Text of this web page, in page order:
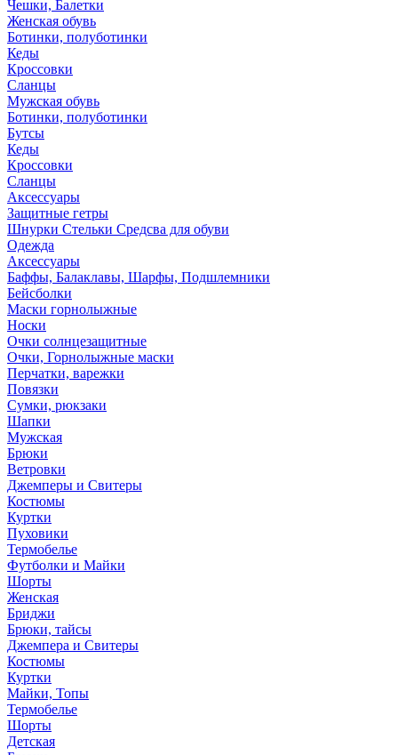
Чешки, Балетки
Женская обувь
Ботинки, полуботинки
Кеды
Кроссовки
Сланцы
Мужская обувь
Ботинки, полуботинки
Бутсы
Кеды
Кроссовки
Сланцы
Аксессуары
Защитные гетры
Шнурки Стельки Средсва для обуви
Одежда
Аксессуары
Баффы, Балаклавы, Шарфы, Подшлемники
Бейсболки
Маски горнолыжные
Носки
Очки солнцезащитные
Очки, Горнолыжные маски
Перчатки, варежки
Повязки
Сумки, рюкзаки
Шапки
Мужская
Брюки
Ветровки
Джемперы и Свитеры
Костюмы
Куртки
Пуховики
Термобелье
Футболки и Майки
Шорты
Женская
Бриджи
Брюки, тайсы
Джемпера и Свитеры
Костюмы
Куртки
Майки, Топы
Термобелье
Шорты
Детская